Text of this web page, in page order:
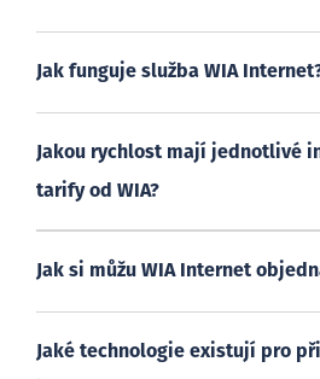
Jak funguje služba WIA
Jakou rychlost mají jednotlivé
tarify od WIA?
Jak si můžu WIA Internet
Jaké technologie existují pro